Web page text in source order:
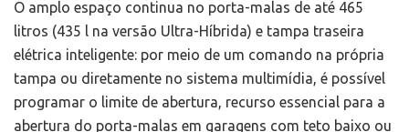
O amplo espaço continua no porta-malas de até 465
litros (435 l na versão Ultra-Híbrida) e tampa traseira
elétrica inteligente: por meio de um comando na própria
tampa ou diretamente no sistema multimídia, é possível
programar o limite de abertura, recurso essencial para a
abertura do porta-malas em garagens com teto baixo ou